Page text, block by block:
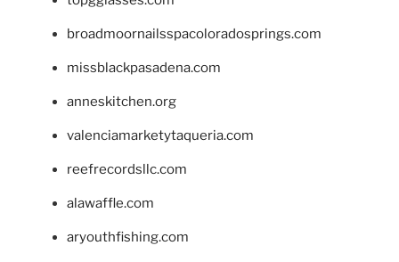
broadmoornailsspacoloradosprings.com
missblackpasadena.com
anneskitchen.org
valenciamarketytaqueria.com
reefrecordsllc.com
alawaffle.com
aryouthfishing.com